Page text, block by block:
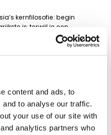
content and ads, to
to analyse our traffic.
your use of our site with
analytics partners who
kernfilosofie: begin
is, terwijl je een
je behoeften
expertise op het juiste
voor duurzame